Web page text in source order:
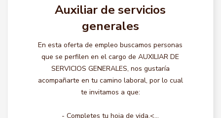
Auxiliar de servicios
generales
En esta oferta de empleo buscamos personas
que se perfilen en el cargo de AUXILIAR DE
SERVICIOS GENERALES, nos gustaría
acompañarte en tu camino laboral, por lo cual
te invitamos a que:
- Completes tu hoja de vida.<...